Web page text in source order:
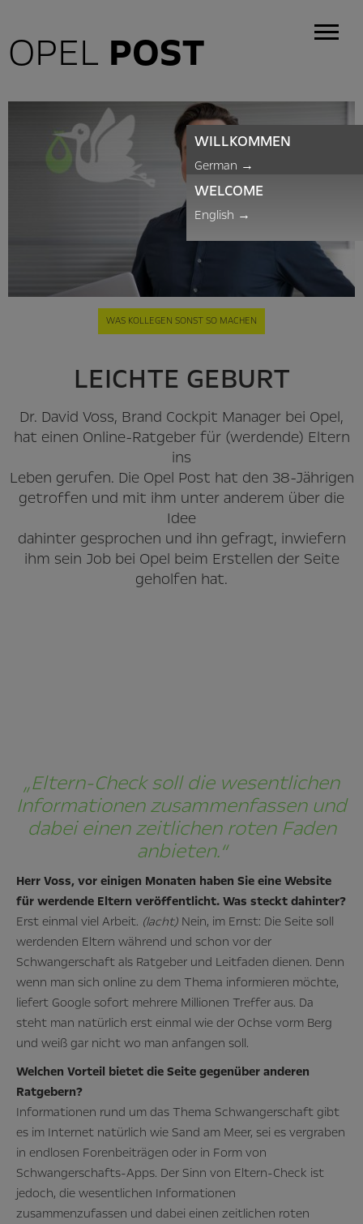
OPEL POST
WAS KOLLEGEN SONST SO MACHEN
LEICHTE GEBURT
Dr. David Voss, Brand Cockpit Manager bei Opel,
hat einen Online-Ratgeber für (werdende) Eltern
ins
Leben gerufen. Die Opel Post hat den 38-Jährigen
getroffen und mit ihm unter anderem über die
Idee
dahinter gesprochen und ihn gefragt, inwiefern
ihm sein Job bei Opel beim Erstellen der Seite
geholfen hat.
„Eltern-Check soll die wesentlichen
Informationen zusammenfassen und
dabei einen zeitlichen roten Faden
anbieten.“
Herr Voss, vor einigen Monaten haben Sie eine Website
für werdende Eltern veröffentlicht. Was steckt dahinter?
Erst einmal viel Arbeit. (lacht) Nein, im Ernst: Die Seite soll
werdenden Eltern während und schon vor der
Schwangerschaft als Ratgeber und Leitfaden dienen. Denn
wenn man sich online zu dem Thema informieren möchte,
liefert Google sofort mehrere Millionen Treffer aus. Da
steht man natürlich erst einmal wie der Ochse vorm Berg
und weiß gar nicht wo man anfangen soll.
Welchen Vorteil bietet die Seite gegenüber anderen
Ratgebern?
Informationen rund um das Thema Schwangerschaft gibt
es im Internet natürlich wie Sand am Meer, sei es vergraben
in endlosen Forenbeiträgen oder in Form von
Schwangerschafts-Apps. Der Sinn von Eltern-Check ist
jedoch, die wesentlichen Informationen
zusammenzufassen und dabei einen zeitlichen roten
WILLKOMMEN
German →
WELCOME
English →